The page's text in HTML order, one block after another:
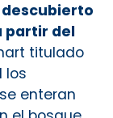
descubierto
partir del
titulado
los
enteran